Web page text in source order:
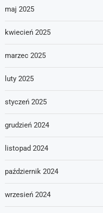
maj 2025
kwiecień 2025
marzec 2025
luty 2025
styczeń 2025
grudzień 2024
listopad 2024
październik 2024
wrzesień 2024